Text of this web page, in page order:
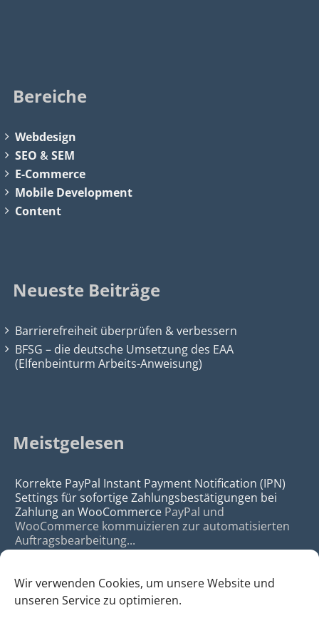
Wir verwenden Cookies, um unsere Website und
unseren Service zu optimieren.
Bereiche
Webdesign
SEO &SEM
E-Commerce
Mobile Development
Content
Neueste Beiträge
Barrierefreiheit überprüfen & verbessern
BFSG – die deutsche Umsetzung des EAA
(Elfenbeinturm Arbeits-Anweisung)
Meistgelesen
Korrekte PayPal Instant Payment Notification (IPN)
Settings für sofortige Zahlungsbestätigungen bei
Zahlung an WooCommerce PayPal und
WooCommerce kommuizieren zur automatisierten
Auftragsbearbeitung...